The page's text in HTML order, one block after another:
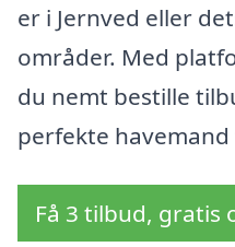
er i Jernved eller
områder. Med
du nemt bestille
perfekte
Få 3 tilbud, gratis